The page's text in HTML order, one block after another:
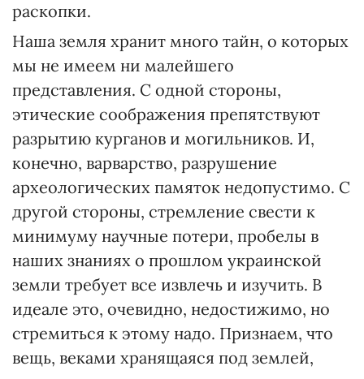
раскопки.
Наша земля хранит много тайн, о которых
мы не имеем ни малейшего
представления. С одной стороны,
этические соображения препятствуют
разрытию курганов и могильников. И,
конечно, варварство, разрушение
археологических памяток недопустимо. С
другой стороны, стремление свести к
минимуму научные потери, пробелы в
наших знаниях о прошлом украинской
земли требует все извлечь и изучить. В
идеале это, очевидно, недостижимо, но
стремиться к этому надо. Признаем, что
вещь, веками хранящаяся под землей,